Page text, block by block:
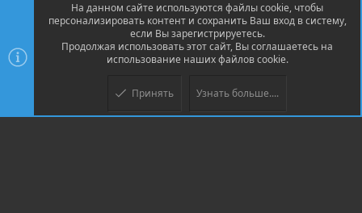
Community platform by XenForo ® © 2010-2026 XenForo Ltd.
© Jason Axelrod of 8WAYRUN
На данном сайте используются файлы cookie, чтобы
персонализировать контент и сохранить Ваш вход в систему,
если Вы зарегистрируетесь.
Продолжая использовать этот сайт, Вы соглашаетесь на
использование наших файлов cookie.
Принять Узнать больше....